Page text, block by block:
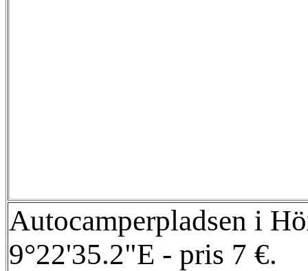
Autocamperpladsen i
9°22'35.2"E - pris 7 €.